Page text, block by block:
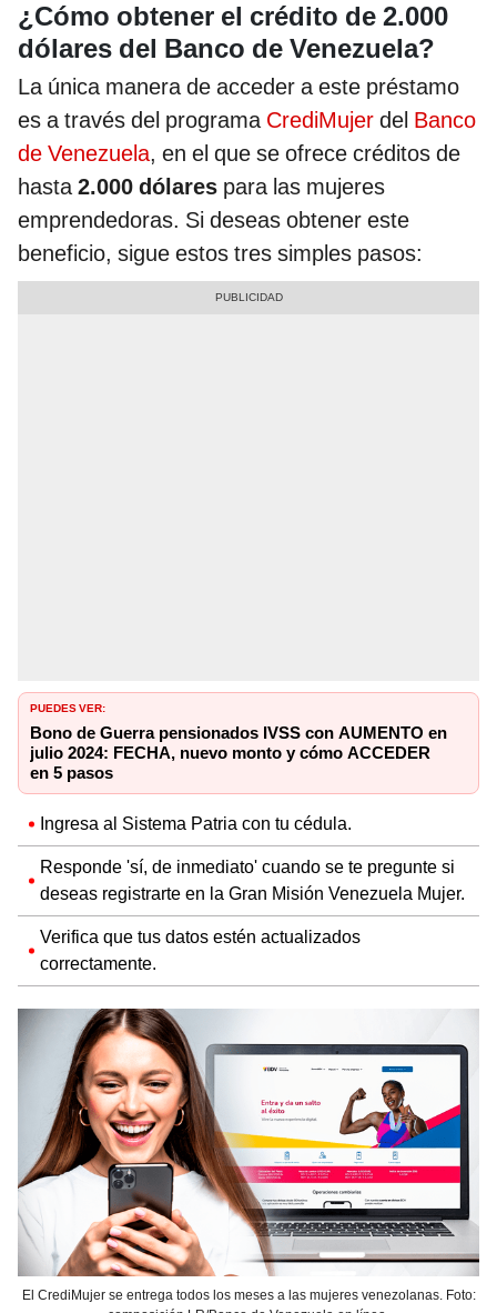
¿Cómo obtener el crédito de 2.000
dólares del Banco de Venezuela?
La única manera de acceder a este préstamo
es a través del programa CrediMujer del Banco
de Venezuela, en el que se ofrece créditos de
hasta2.000 dólares para las mujeres
emprendedoras. Si deseas obtener este
beneficio, sigue estos tres simples pasos:
PUEDES VER:
Bono de Guerra pensionados IVSS con AUMENTO en
julio 2024: FECHA, nuevo monto y cómo ACCEDER
en 5 pasos
Ingresa al Sistema Patria con tu cédula.
Responde 'sí, de inmediato' cuando se te pregunte si
deseas registrarte en la Gran Misión Venezuela Mujer.
Verifica que tus datos estén actualizados
correctamente.
El CrediMujer se entrega todos los meses a las mujeres venezolanas. Foto: